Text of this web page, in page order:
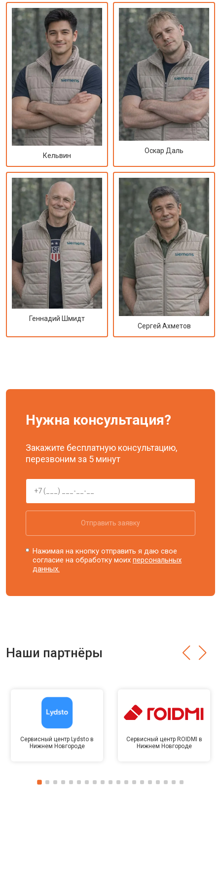
Кельвин
Оскар Даль
Геннадий Шмидт
Сергей Ахметов
Нужна консультация?
Закажите бесплатную консультацию,
перезвоним за 5 минут
Отправить заявку
Нажимая на кнопку отправить я даю свое
согласие на обработку моихперсональных
данных.
Наши партнёры
Сервисный центр Lydsto в
Нижнем Новгороде
Сервисный центр ROIDMI в
Нижнем Новгороде